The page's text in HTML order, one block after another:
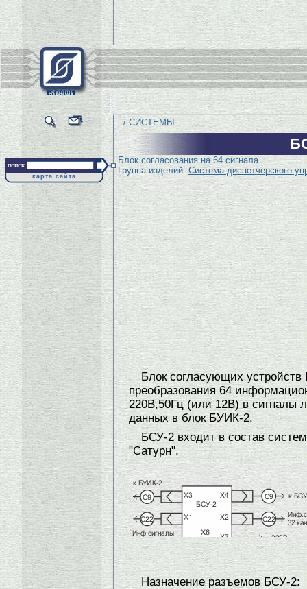
/ СИСТЕМЫ
поиск
карта сайта
Блок согласования на 64 сигнала
Группа изделий: Система диспетчерского
Блок согласующих
преобразования 64
220В,50Гц (или 12В) в сигналы
данных в блок БУИК-2.
БСУ-2 входит в состав
"Сатурн".
Назначение разъемов БСУ-2: